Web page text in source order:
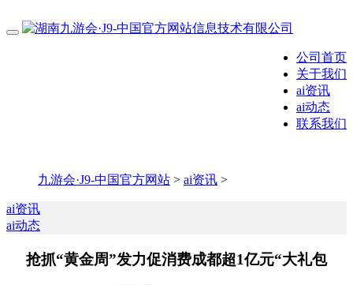
公司首页
关于我们
ai资讯
ai动态
联系我们
九游会·J9-中国官方网站 > ai资讯 >
ai资讯
ai动态
抢抓“黄金周”发力促消费成都超1亿元“大礼包